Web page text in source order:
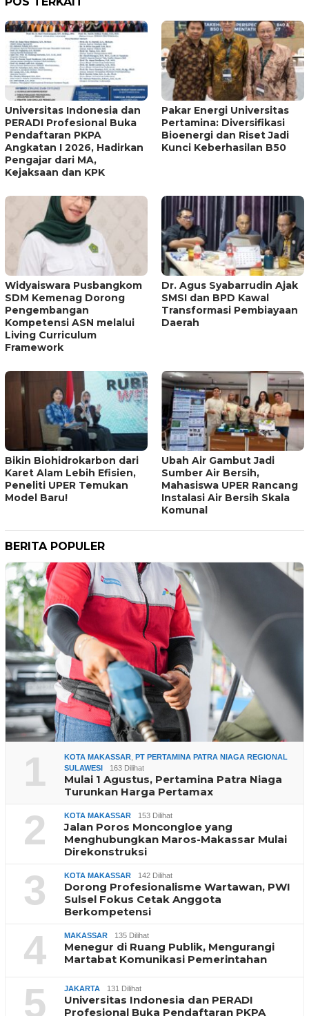
Universitas Indonesia dan
PERADI Profesional Buka
Pendaftaran PKPA
Angkatan I 2026, Hadirkan
Pengajar dari MA,
Kejaksaan dan KPK
Pakar Energi Universitas
Pertamina: Diversifikasi
Bioenergi dan Riset Jadi
Kunci Keberhasilan B50
Widyaiswara Pusbangkom
SDM Kemenag Dorong
Pengembangan
Kompetensi ASN melalui
Living Curriculum
Framework
Dr. Agus Syabarrudin Ajak
SMSI dan BPD Kawal
Transformasi Pembiayaan
Daerah
Bikin Biohidrokarbon dari
Karet Alam Lebih Efisien,
Peneliti UPER Temukan
Model Baru!
Ubah Air Gambut Jadi
Sumber Air Bersih,
Mahasiswa UPER Rancang
Instalasi Air Bersih Skala
Komunal
BERITA POPULER
1 KOTA MAKASSAR
PT PERTAMINA PATRA NIAGA REGIONAL
SULAWESI
163 Dilihat
Mulai 1 Agustus, Pertamina Patra Niaga
Turunkan Harga Pertamax
2 KOTA MAKASSAR 153 Dilihat
Jalan Poros Moncongloe yang
Menghubungkan Maros-Makassar Mulai
Direkonstruksi
3 KOTA MAKASSAR 142 Dilihat
Dorong Profesionalisme Wartawan, PWI
Sulsel Fokus Cetak Anggota
Berkompetensi
4 MAKASSAR 135 Dilihat
Menegur di Ruang Publik, Mengurangi
Martabat Komunikasi Pemerintahan
5 JAKARTA 131 Dilihat
Universitas Indonesia dan PERADI
Profesional Buka Pendaftaran PKPA